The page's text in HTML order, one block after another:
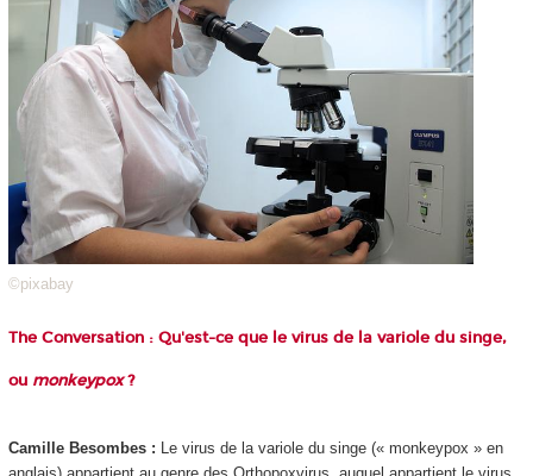
©pixabay
The Conversation : Qu'est-ce que le virus de la variole du singe,
ou monkeypox?
Camille Besombes : Le virus de la variole du singe (« monkeypox » en